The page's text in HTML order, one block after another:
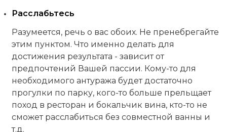
Расслабьтесь
Разумеется, речь о вас обоих. Не пренебрегайте
этим пунктом. Что именно делать для
достижения результата - зависит от
предпочтений Вашей пассии. Кому-то для
необходимого антуража будет достаточно
прогулки по парку, кого-то больше прельщает
поход в ресторан и бокальчик вина, кто-то не
сможет расслабиться без совместной ванны и
т.д.